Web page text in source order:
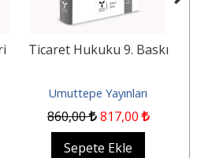
Ticaret Hukuku 9. Baskı
Umuttepe Yayınları
860,00 817,00
Sepete Ekle